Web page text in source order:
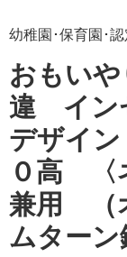
幼稚園･保育園･
おもい
違 イン
デザイ
０高 〈
兼用 （
ムター